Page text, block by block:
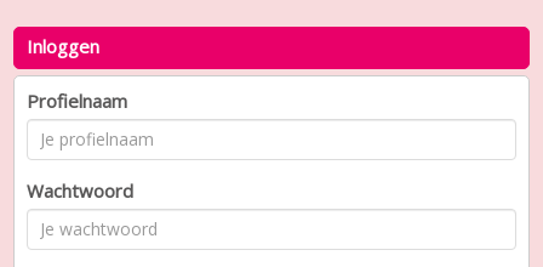
Inloggen
Profielnaam
Wachtwoord